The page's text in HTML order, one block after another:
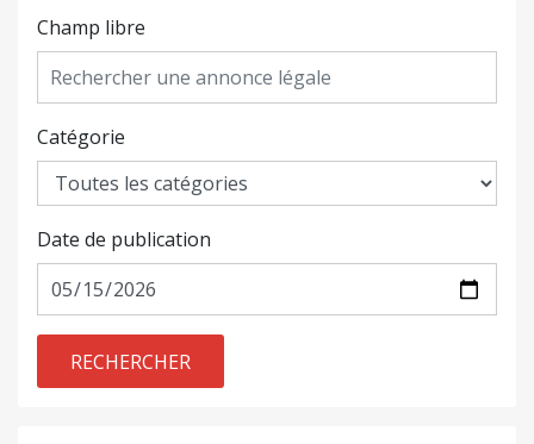
Champ libre
Catégorie
Date de publication
RECHERCHER